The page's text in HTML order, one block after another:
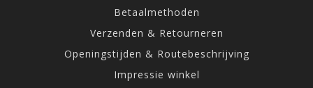
Betaalmethoden
Verzenden & Retourneren
Openingstijden & Routebeschrijving
Impressie winkel